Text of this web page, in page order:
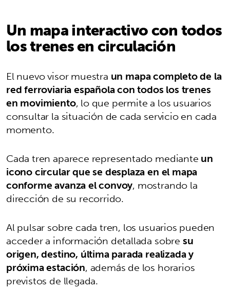
Un mapa interactivo con todos
los trenes en circulación
El nuevo visor muestra un mapa completo de la
red ferroviaria española con todos los trenes
en movimiento, lo que permite a los usuarios
consultar la situación de cada servicio en cada
momento.
Cada tren aparece representado medianteun
icono circular que se desplaza en el mapa
conforme avanza el convoy, mostrando la
dirección de su recorrido.
Al pulsar sobre cada tren, los usuarios pueden
acceder a información detallada sobresu
origen, destino, última parada realizada y
próxima estación, además de los horarios
previstos de llegada.